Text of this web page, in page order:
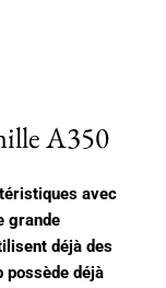
A350
avec
grande
déjà des
possède déjà